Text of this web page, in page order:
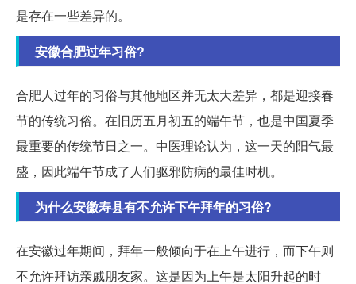
是存在一些差异的。
安徽合肥过年习俗?
合肥人过年的习俗与其他地区并无太大差异，都是迎接春
节的传统习俗。在旧历五月初五的端午节，也是中国夏季
最重要的传统节日之一。中医理论认为，这一天的阳气最
盛，因此端午节成了人们驱邪防病的最佳时机。
为什么安徽寿县有不允许下午拜年的习俗?
在安徽过年期间，拜年一般倾向于在上午进行，而下午则
不允许拜访亲戚朋友家。这是因为上午是太阳升起的时